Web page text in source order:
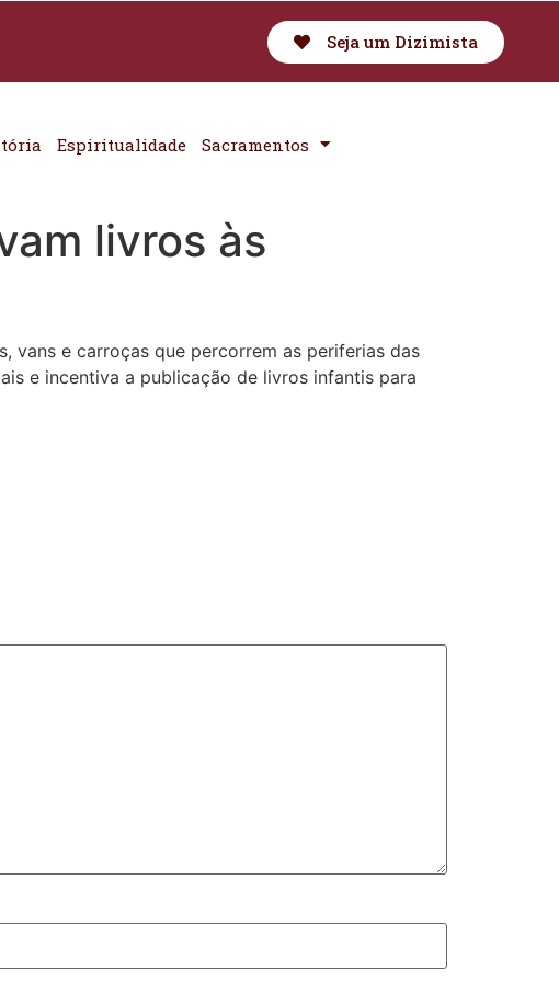
Seja um Dizimista
Espiritualidade Sacramentos
livros às
vans e carroças que percorrem as periferias das
e incentiva a publicação de livros infantis para